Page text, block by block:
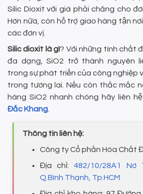
Silic Dioxit với giá phải chăng cho
Hơn nữa, còn hỗ trợ giao hàng tận
các đơn vị.
Silic dioxit là gì? Với những tính chất
đa dạng, SiO2 trở thành nguyên
trong sự phát triển của công nghiệp
trong tương lai. Nếu còn thắc mắc
hàng SiO2 nhanh chóng hãy liên
Đắc Khang
Thông tin liên hệ:
Công ty Cổ phần Hóa Chất
Địa chỉ:482/10/28A1 Nơ
Q.Bình Thạnh, Tp.HCM